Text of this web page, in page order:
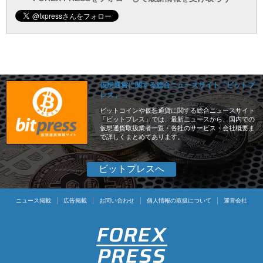
仮想通貨に関する総合ニュースサイト「ビットプ
レス」
ビットコインや仮想通貨に関する総合ニュースサイト
「ビットプレス」では、最新ニュースから、国内での
仮想通貨取扱業者一覧・各社のサービス・会社概要ま
で詳しくまとめてあります。
ビットプレスへ
ニュース掲載 広告掲載 お問い合わせ 個人情報の取扱について 運営会社